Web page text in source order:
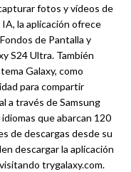
fotos y vídeos de
la aplicación ofrece
de Pantalla y
S24 Ultra. También
Galaxy, como
para compartir
a través de Samsung
que abarcan 120
de descargas desde su
descargar la aplicación
trygalaxy.com.